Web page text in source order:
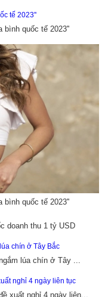
bình quốc tế 2023''
bình quốc tế 2023''
doanh thu 1 tỷ USD
lúa chín ở Tây ...
xuất nghỉ 4 ngày liên...